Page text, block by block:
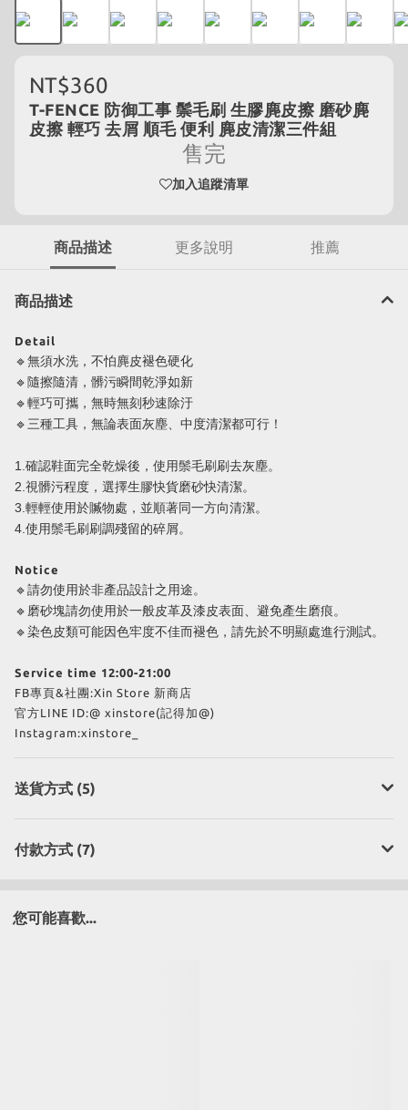
NT$360
T-FENCE 防御工事 鬃毛刷 生膠麂皮擦 磨砂麂
皮擦 輕巧 去屑 順毛 便利 麂皮清潔三件組
售完
加入追蹤清單
商品描述 更多說明 推薦
商品描述
Detail
🔹無須水洗，不怕麂皮褪色硬化
🔹隨擦隨清，髒污瞬間乾淨如新
🔹輕巧可攜，無時無刻秒速除汙
🔹三種工具，無論表面灰塵、中度清潔都可行！​​
1.確認鞋面完全乾燥後，使用鬃毛刷刷去灰塵。
2.視髒污程度，選擇生膠快貨磨砂快清潔。
3.輕輕使用於贓物處，並順著同一方向清潔。
4.使用鬃毛刷刷調殘留的碎屑。
Notice
🔹請勿使用於非產品設計之用途。
🔹磨砂塊請勿使用於一般皮革及漆皮表面、避免產生磨痕。
🔹染色皮類可能因色牢度不佳而褪色，請先於不明顯處進行測試。
Service time 12:00-21:00
FB專頁&社團:Xin Store 新商店
官方LINE ID:@ xinstore(記得加@)
Instagram:xinstore_
送貨方式 (5)
付款方式 (7)
您可能喜歡...